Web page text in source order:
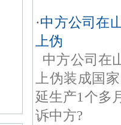
·中方公司在
上伪
中方公司在
上伪装成国
延生产1个多
诉中方?